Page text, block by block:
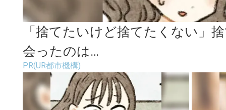
「捨てたいけど捨てたくない」
会ったのは…
PR(UR都市機構)